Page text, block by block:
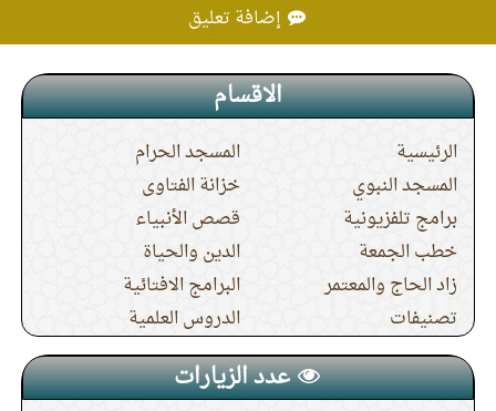
إضافة تعليق
الاقسام
الرئيسية
المسجد الحرام
المسجد النبوي
خزانة الفتاوى
برامج تلفزيونية
قصص الأنبياء
خطب الجمعة
الدين والحياة
زاد الحاج والمعتمر
البرامج الافتائية
تصنيفات
الدروس العلمية
عدد الزيارات